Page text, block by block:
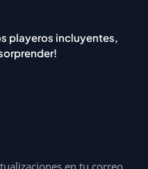
playeros incluyentes,
en tu correo